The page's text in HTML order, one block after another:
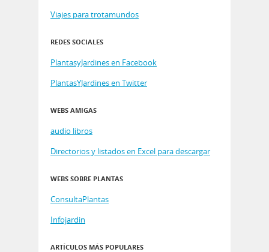
Viajes para trotamundos
REDES SOCIALES
PlantasyJardines en Facebook
PlantasYJardines en Twitter
WEBS AMIGAS
audio libros
Directorios y listados en Excel para descargar
WEBS SOBRE PLANTAS
ConsultaPlantas
Infojardin
ARTÍCULOS MÁS POPULARES